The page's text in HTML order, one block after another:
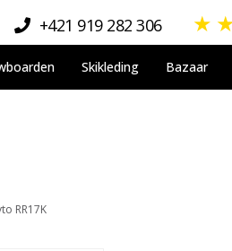
+421 919 282 306 ★
Skikleding Bazaar
RR17K